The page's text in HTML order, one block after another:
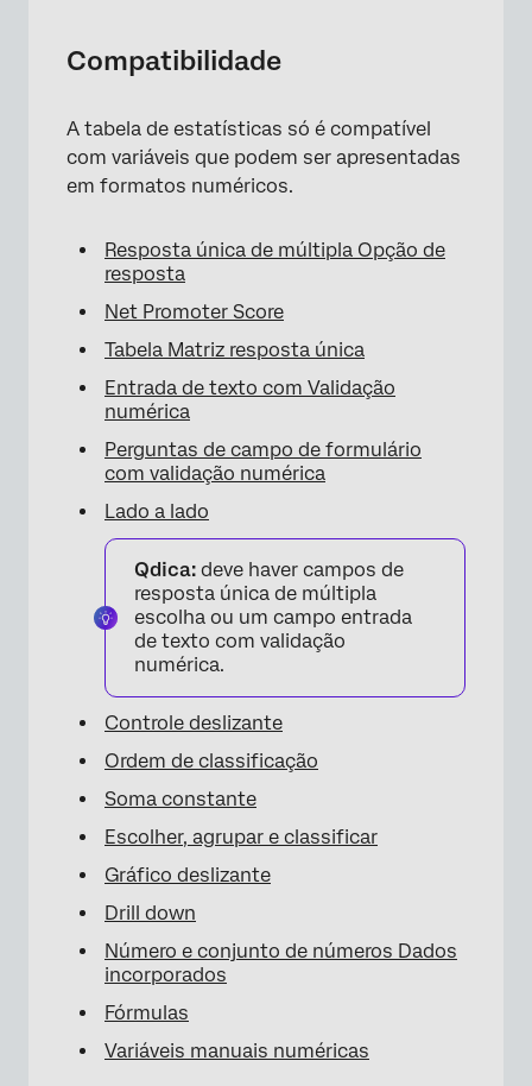
Compatibilidade
A tabela de estatísticas só é compatível
com variáveis que podem ser apresentadas
em formatos numéricos.
Resposta única de múltipla Opção de
resposta
Net Promoter Score
Tabela Matriz resposta única
Entrada de texto com Validação
numérica
Perguntas de campo de formulário
com validação numérica
Lado a lado
Qdica: deve haver campos de
resposta única de múltipla
escolha ou um campo entrada
de texto com validação
numérica.
Controle deslizante
Ordem de classificação
Soma constante
Escolher, agrupar e classificar
Gráfico deslizante
Drill down
Número e conjunto de números Dados
incorporados
Fórmulas
Variáveis manuais numéricas